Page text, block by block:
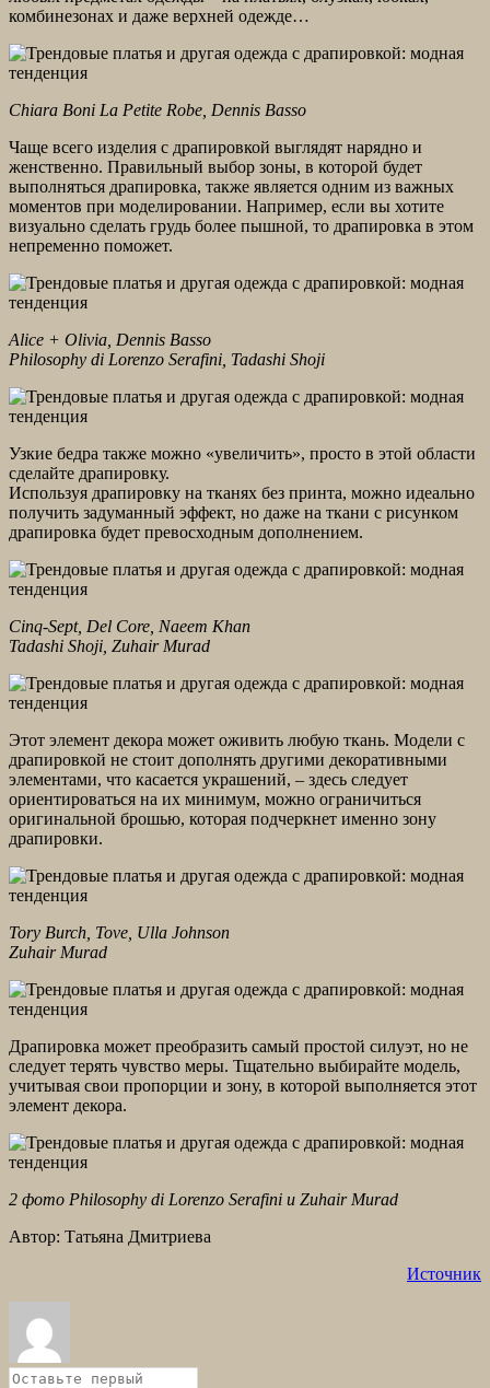
комбинезонах и даже верхней одежде…
Chiara Boni La Petite Robe, Dennis Basso
Чаще всего изделия с драпировкой выглядят нарядно и
женственно. Правильный выбор зоны, в которой будет
выполняться драпировка, также является одним из важных
моментов при моделировании. Например, если вы хотите
визуально сделать грудь более пышной, то драпировка в этом
непременно поможет.
Alice + Olivia, Dennis Basso
Philosophy di Lorenzo Serafini, Tadashi Shoji
Узкие бедра также можно «увеличить», просто в этой области
сделайте драпировку.
Используя драпировку на тканях без принта, можно идеально
получить задуманный эффект, но даже на ткани с рисунком
драпировка будет превосходным дополнением.
Cinq-Sept, Del Core, Naeem Khan
Tadashi Shoji, Zuhair Murad
Этот элемент декора может оживить любую ткань. Модели с
драпировкой не стоит дополнять другими декоративными
элементами, что касается украшений, – здесь следует
ориентироваться на их минимум, можно ограничиться
оригинальной брошью, которая подчеркнет именно зону
драпировки.
Tory Burch, Tove, Ulla Johnson
Zuhair Murad
Драпировка может преобразить самый простой силуэт, но не
следует терять чувство меры. Тщательно выбирайте модель,
учитывая свои пропорции и зону, в которой выполняется этот
элемент декора.
2 фото Philosophy di Lorenzo Serafini и Zuhair Murad
Автор: Татьяна Дмитриева
Источник